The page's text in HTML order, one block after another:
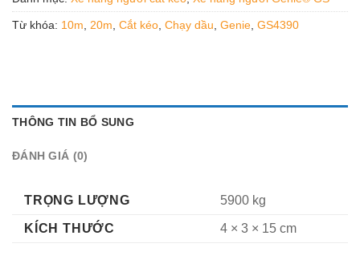
Từ khóa: 10m 20m Cắt kéo Chạy dầu Genie GS4390
THÔNG TIN BỔ SUNG
ĐÁNH GIÁ (0)
TRỌNG LƯỢNG 5900 kg
KÍCH THƯỚC 4 × 3 × 15 cm